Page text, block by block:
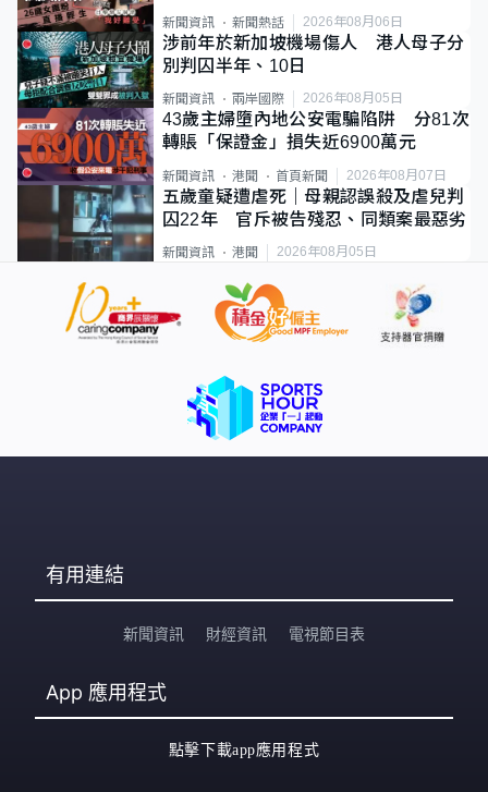
新聞資訊 新聞熱話 2026年08月06日
涉前年於新加坡機場傷人 港人母子分
別判囚半年、10日
新聞資訊 兩岸國際 2026年08月05日
43歲主婦墮內地公安電騙陷阱 分81次
轉賬「保證金」損失近6900萬元
新聞資訊 港聞 首頁新聞 2026年08月07日
五歲童疑遭虐死｜母親認誤殺及虐兒判
囚22年 官斥被告殘忍、同類案最惡劣
新聞資訊 港聞 2026年08月05日
有用連結
新聞資訊 財經資訊 電視節目表
App 應用程式
點擊下載app應用程式